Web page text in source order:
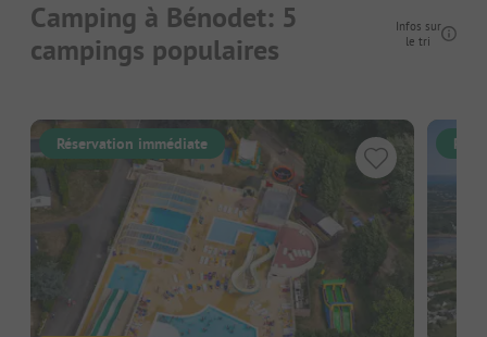
Camping à Bénodet: 5
campings populaires
Infos sur
le tri
Réservation immédiate